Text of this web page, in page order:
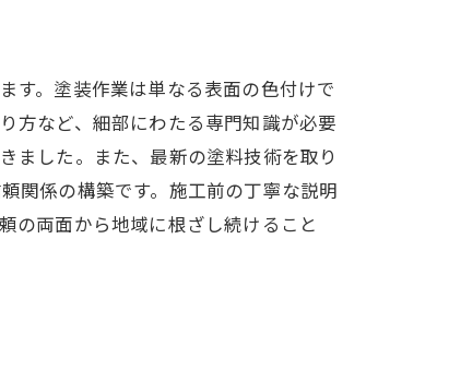
す。塗装作業は単なる表面の色付けで
方など、細部にわたる専門知識が必要
ました。また、最新の塗料技術を取り
関係の構築です。施工前の丁寧な説明
の両面から地域に根ざし続けること